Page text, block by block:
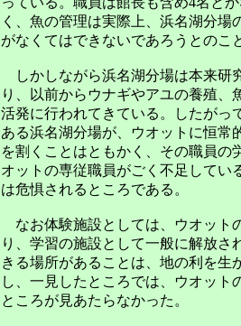
く、魚の管理は実際上、浜名湖分場
がなくてはできないであろうとのこ
しかしながら浜名湖分場は本来研
り、以前からウナギやアユの養殖、
活発に行われてきている。したがっ
ある浜名湖分場が、ウオットに恒常
を割くことはともかく、その職員の
オットの専従職員がごく不足してい
は危惧されるところである。
なお体験施設としては、ウオット
り、学習の施設として一般に解放
きる場所があることは、地の利を生
し、一見したところでは、ウオッ
ところが見あたらなかった。